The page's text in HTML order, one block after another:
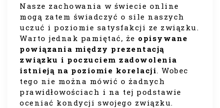
Nasze zachowania w świecie online
mogą zatem świadczyć o sile naszych
uczuć i poziomie satysfakcji ze związku.
Warto jednak pamiętać, że opisywane
powiązania między prezentacją
związku i poczuciem zadowolenia
istnieją na poziomie korelacji. Wobec
tego nie można mówić o żadnych
prawidłowościach i na tej podstawie
oceniać kondycji swojego związku.